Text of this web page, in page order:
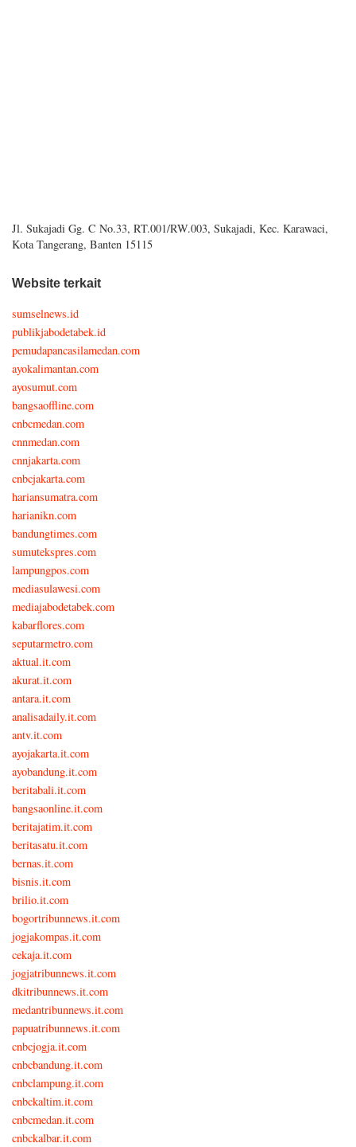
Jl. Sukajadi Gg. C No.33, RT.001/RW.003, Sukajadi, Kec. Karawaci,
Kota Tangerang, Banten 15115
Website terkait
sumselnews.id
publikjabodetabek.id
pemudapancasilamedan.com
ayokalimantan.com
ayosumut.com
bangsaoffline.com
cnbcmedan.com
cnnmedan.com
cnnjakarta.com
cnbcjakarta.com
hariansumatra.com
harianikn.com
bandungtimes.com
sumutekspres.com
lampungpos.com
mediasulawesi.com
mediajabodetabek.com
kabarflores.com
seputarmetro.com
aktual.it.com
akurat.it.com
antara.it.com
analisadaily.it.com
antv.it.com
ayojakarta.it.com
ayobandung.it.com
beritabali.it.com
bangsaonline.it.com
beritajatim.it.com
beritasatu.it.com
bernas.it.com
bisnis.it.com
brilio.it.com
bogortribunnews.it.com
jogjakompas.it.com
cekaja.it.com
jogjatribunnews.it.com
dkitribunnews.it.com
medantribunnews.it.com
papuatribunnews.it.com
cnbcjogja.it.com
cnbcbandung.it.com
cnbclampung.it.com
cnbckaltim.it.com
cnbcmedan.it.com
cnbckalbar.it.com